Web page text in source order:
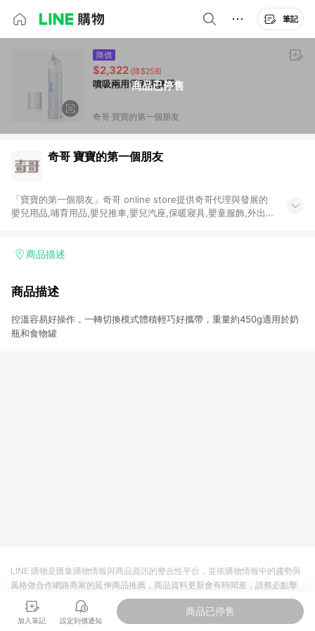
筆記
商品已停售
降價
$2,322 (降$258)
噴吸兩用電動吸鼻器
奇哥 寶寶的第一個朋友
奇哥 寶寶的第一個朋友
「寶寶的第一個朋友」奇哥 online store提供奇哥代理與發展的
嬰兒用品,哺育用品,嬰兒推車,嬰兒汽座,保暖寢具,嬰童服飾,外出
商品描述
商品描述
控溫容易好操作，一轉切換模式體積輕巧好攜帶，重量約450g適用於奶
瓶和食物罐
加入筆記 設定到價通知
商品已停售
LINE 購物是匯集購物情報與商品資訊的整合性平台，並依購物情報中的趨勢與
風格做合作網路商家的延伸商品推薦，商品資料更新會有時間差，請務必點擊
商品至各合作網路商家，確認現售價與購物條件，一切資訊以合作廠商網頁為
準。